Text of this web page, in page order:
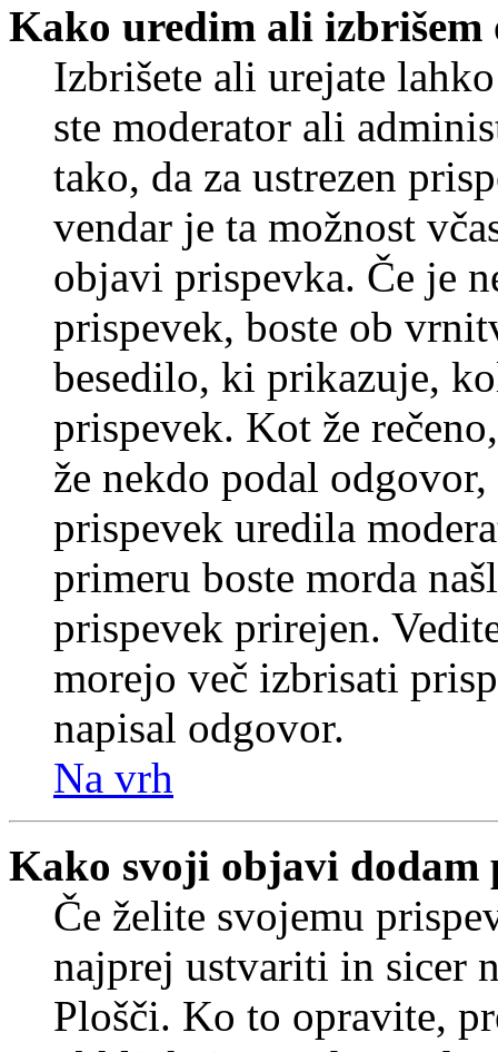
Kako uredim ali izbrišem
Izbrišete ali urejate
ste moderator ali
tako, da za ustrezen
vendar je ta možnost
objavi prispevka. Če je
prispevek, boste ob
besedilo, ki prikazuje,
prispevek. Kot že
že nekdo podal
prispevek uredila
primeru boste morda
prispevek prirejen.
morejo več izbrisati
napisal odgovor.
Na vrh
Kako svoji objavi dodam
Če želite svojemu
najprej ustvariti in sicer
Plošči. Ko to opravite,